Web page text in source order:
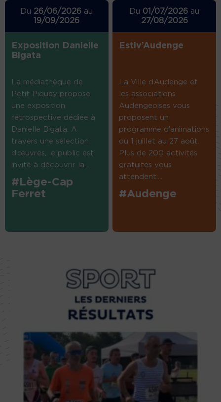
Du 26/06/2026 au
19/09/2026
Exposition Danielle
Bigata
La médiathèque de
Petit Piquey propose
une exposition
rétrospective dédiée à
Danielle Bigata. A
travers une sélection
d’œuvres, le public est
invité à découvrir la...
#Lège-Cap
Ferret
Du 01/07/2026 au
27/08/2026
Estiv’Audenge
La Ville d’Audenge et
les associations
Audengeoises vous
proposent un
programme d’animations
du 1 juillet au 27 août.
Plus de 200 activités
gratuites vous
attendent....
#Audenge